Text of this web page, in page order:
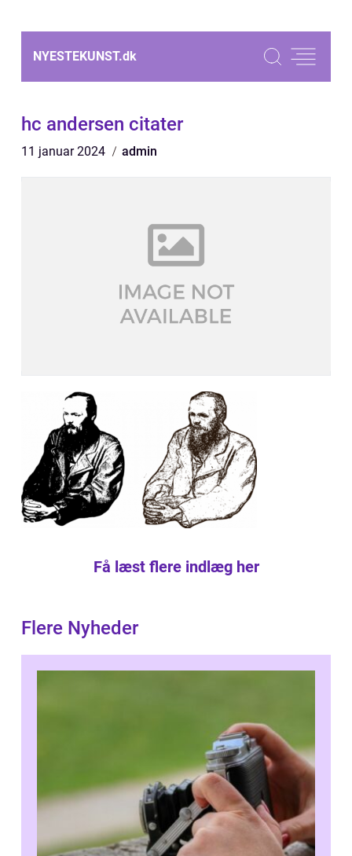
NYESTEKUNST.dk
hc andersen citater
11 januar 2024 admin
Få læst flere indlæg her
Flere Nyheder